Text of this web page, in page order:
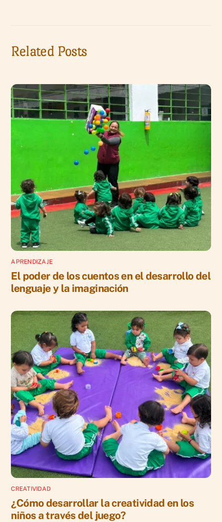
Related Posts
APRENDIZAJE
El poder de los cuentos en el desarrollo del
lenguaje y la imaginación
CREATIVIDAD
¿Cómo desarrollar la creatividad en los
niños a través del juego?